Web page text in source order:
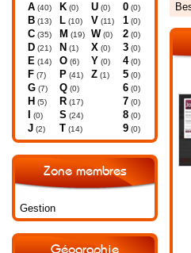
A (40)
B (13)
C (35)
D (21)
E (14)
F (7)
G (7)
H (5)
(0)
J (2)
K (0)
L (10)
M (19)
N (1)
O (6)
P (41)
Q (0)
R (17)
S (24)
T (14)
U (0)
V (11)
W (0)
X (0)
Y (0)
Z (1)
0 (0)
1 (0)
2 (0)
3 (0)
4(0)
5 (0)
6 (0)
7 (0)
8 (0)
9 (0)
Zone membres
Gestion
Géographie